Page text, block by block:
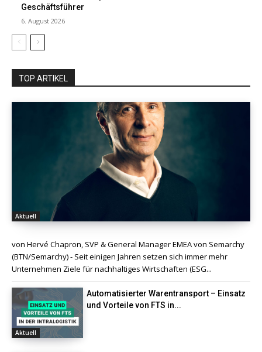
Geschäftsführer
6. August 2026
TOP ARTIKEL
Aktuell
von Hervé Chapron, SVP & General Manager EMEA von Semarchy
(BTN/Semarchy) - Seit einigen Jahren setzen sich immer mehr
Unternehmen Ziele für nachhaltiges Wirtschaften (ESG...
Aktuell
Automatisierter Warentransport – Einsatz
und Vorteile von FTS in...